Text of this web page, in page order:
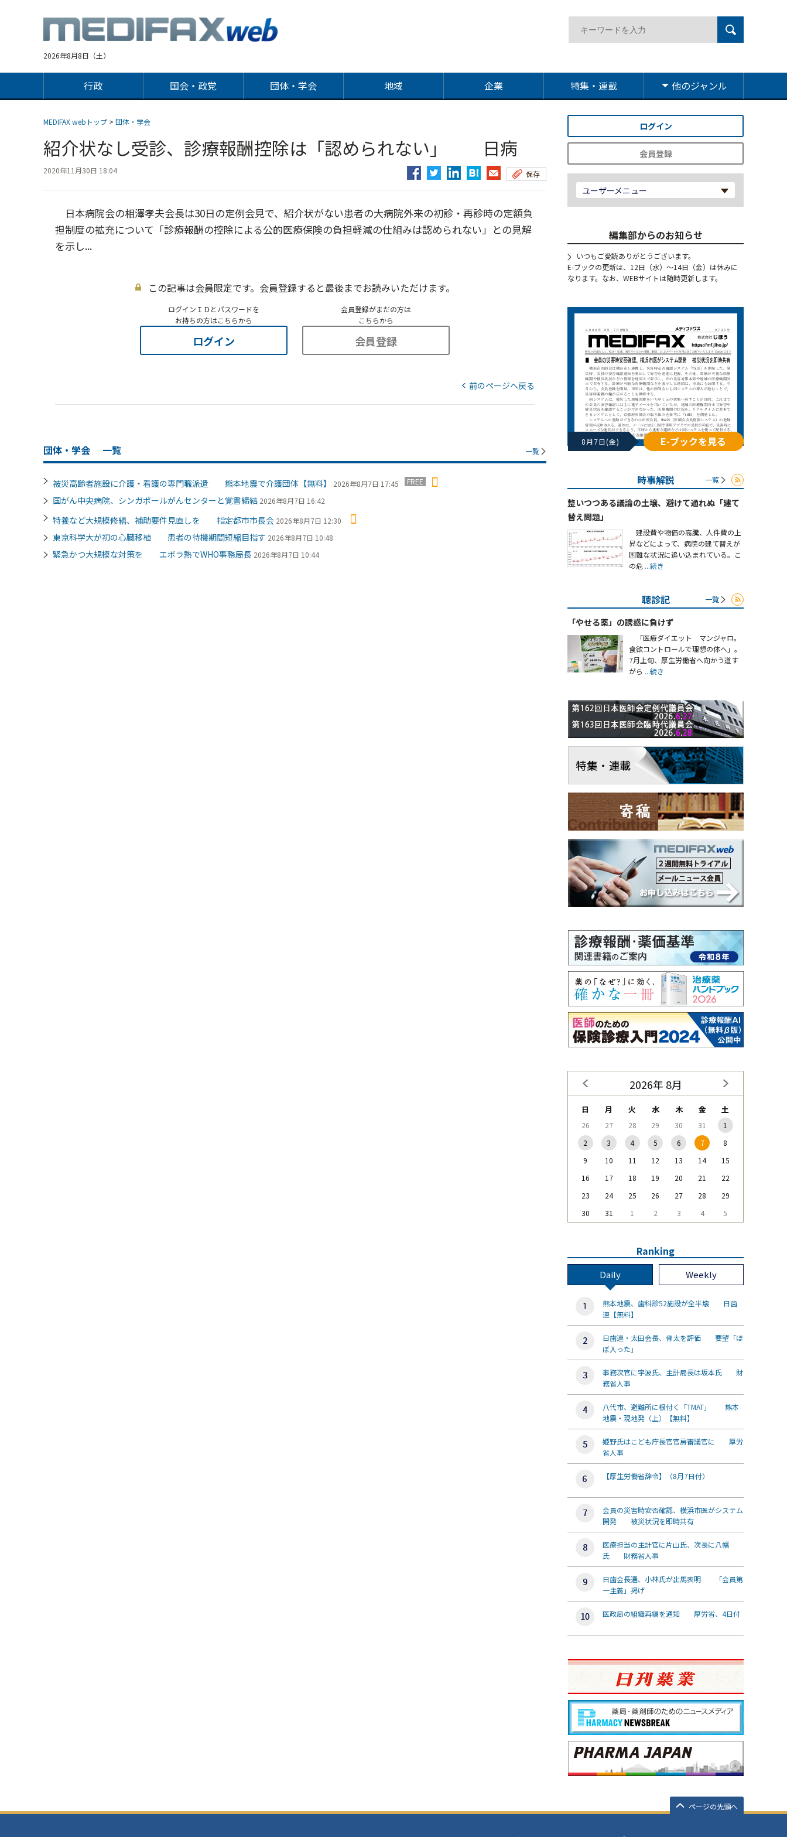
2026年8月8日（土）
行政 国会・政党 団体・学会 地域 企業 特集・連載 他のジャンル
MEDIFAX webトップ > 団体・学会
紹介状なし受診、診療報酬控除は「認められない」 日病
2020年11月30日 18:04 保存
日本病院会の相澤孝夫会長は30日の定例会見で、紹介状がない患者の大病院外来の初診・再診時の定額負
担制度の拡充について「診療報酬の控除による公的医療保険の負担軽減の仕組みは認められない」との見解
を示し...
この記事は会員限定です。会員登録すると最後までお読みいただけます。
ログインＩＤとパスワードを
お持ちの方はこちらから
ログイン
会員登録がまだの方は
こちらから
会員登録
前のページへ戻る
団体・学会 一覧 一覧
被災高齢者施設に介護・看護の専門職派遣 熊本地震で介護団体【無料】 2026年8月7日 17:45 FREE
国がん中央病院、シンガポールがんセンターと覚書締結 2026年8月7日 16:42
特養など大規模修繕、補助要件見直しを 指定都市市長会 2026年8月7日 12:30
東京科学大が初の心臓移植 患者の待機期間短縮目指す 2026年8月7日 10:48
緊急かつ大規模な対策を エボラ熱でWHO事務局長 2026年8月7日 10:44
ログイン
会員登録
ユーザーメニュー
編集部からのお知らせ
いつもご愛読ありがとうございます。
E-ブックの更新は、12日（水）～14日（金）は休みに
なります。なお、WEBサイトは随時更新します。
8月7日(金) E-ブックを見る
時事解説 一覧
整いつつある議論の土壌、避けて通れぬ「建て
替え問題」
建設費や物価の高騰、人件費の上
昇などによって、病院の建て替えが
困難な状況に追い込まれている。こ
の危 ...続き
聴診記 一覧
「やせる薬」の誘惑に負けず
「医療ダイエット マンジャロ。
食欲コントロールで理想の体へ」。
7月上旬、厚生労働省へ向かう道す
がら ...続き
2026年 8月
日 月 火 水 木 金 土
26 27 28 29 30 31
1
2
3 4 5 6 7
8
9
10 11 12 13 14
15
16
17 18 19 20 21
22
23
24 25 26 27 28
29
30
31 1 2 3 4 5
Ranking
Daily Weekly
熊本地震、歯科診52施設が全半壊 日歯
連【無料】
日歯連・太田会長、骨太を評価 要望「ほ
ぼ入った」
事務次官に宇波氏、主計局長は坂本氏 財
務省人事
八代市、避難所に根付く「TMAT」 熊本
地震・現地発（上）【無料】
姫野氏はこども庁長官官房審議官に 厚労
省人事
【厚生労働省辞令】（8月7日付）
会員の災害時安否確認、横浜市医がシステム
開発 被災状況を即時共有
医療担当の主計官に片山氏、次長に八幡
氏 財務省人事
日歯会長選、小林氏が出馬表明 「会員第
一主義」掲げ
医政局の組織再編を通知 厚労省、4日付
ページの先頭へ